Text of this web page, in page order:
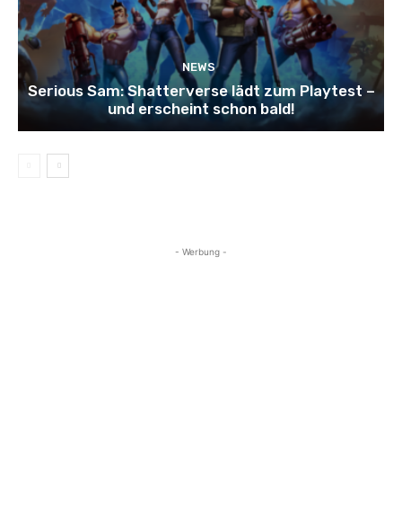
NEWS
Serious Sam: Shatterverse lädt zum Playtest –
und erscheint schon bald!
- Werbung -